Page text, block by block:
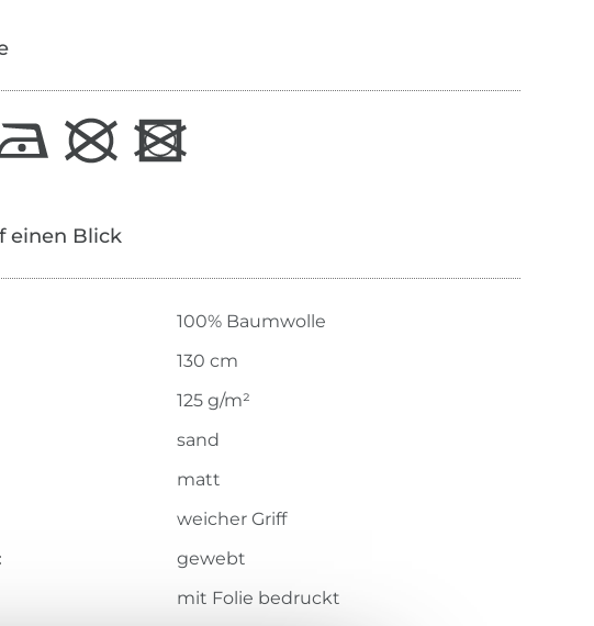
einen Blick
100% Baumwolle
130 cm
125 g/m²
sand
matt
weicher Griff
gewebt
mit Folie bedruckt